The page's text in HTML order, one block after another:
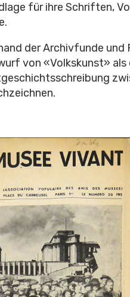
für ihre Schriften,
der Archivfunde und
von «Volkskunst»